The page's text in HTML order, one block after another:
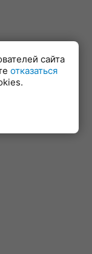
сайта
отказаться